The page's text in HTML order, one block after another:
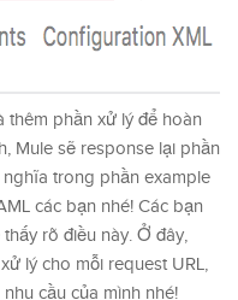
thêm phần xử lý để hoàn
Mule sẽ response lại phần
trong phần example
các bạn nhé! Các bạn
rõ điều này. Ở đây,
lý cho mỗi request URL,
cầu của mình nhé!